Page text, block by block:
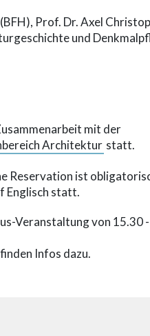
Prof. Dr. Axel
und
mit der
Architektur statt.
Reservation ist
Englisch statt.
Veranstaltung von 15.30
Infos dazu.